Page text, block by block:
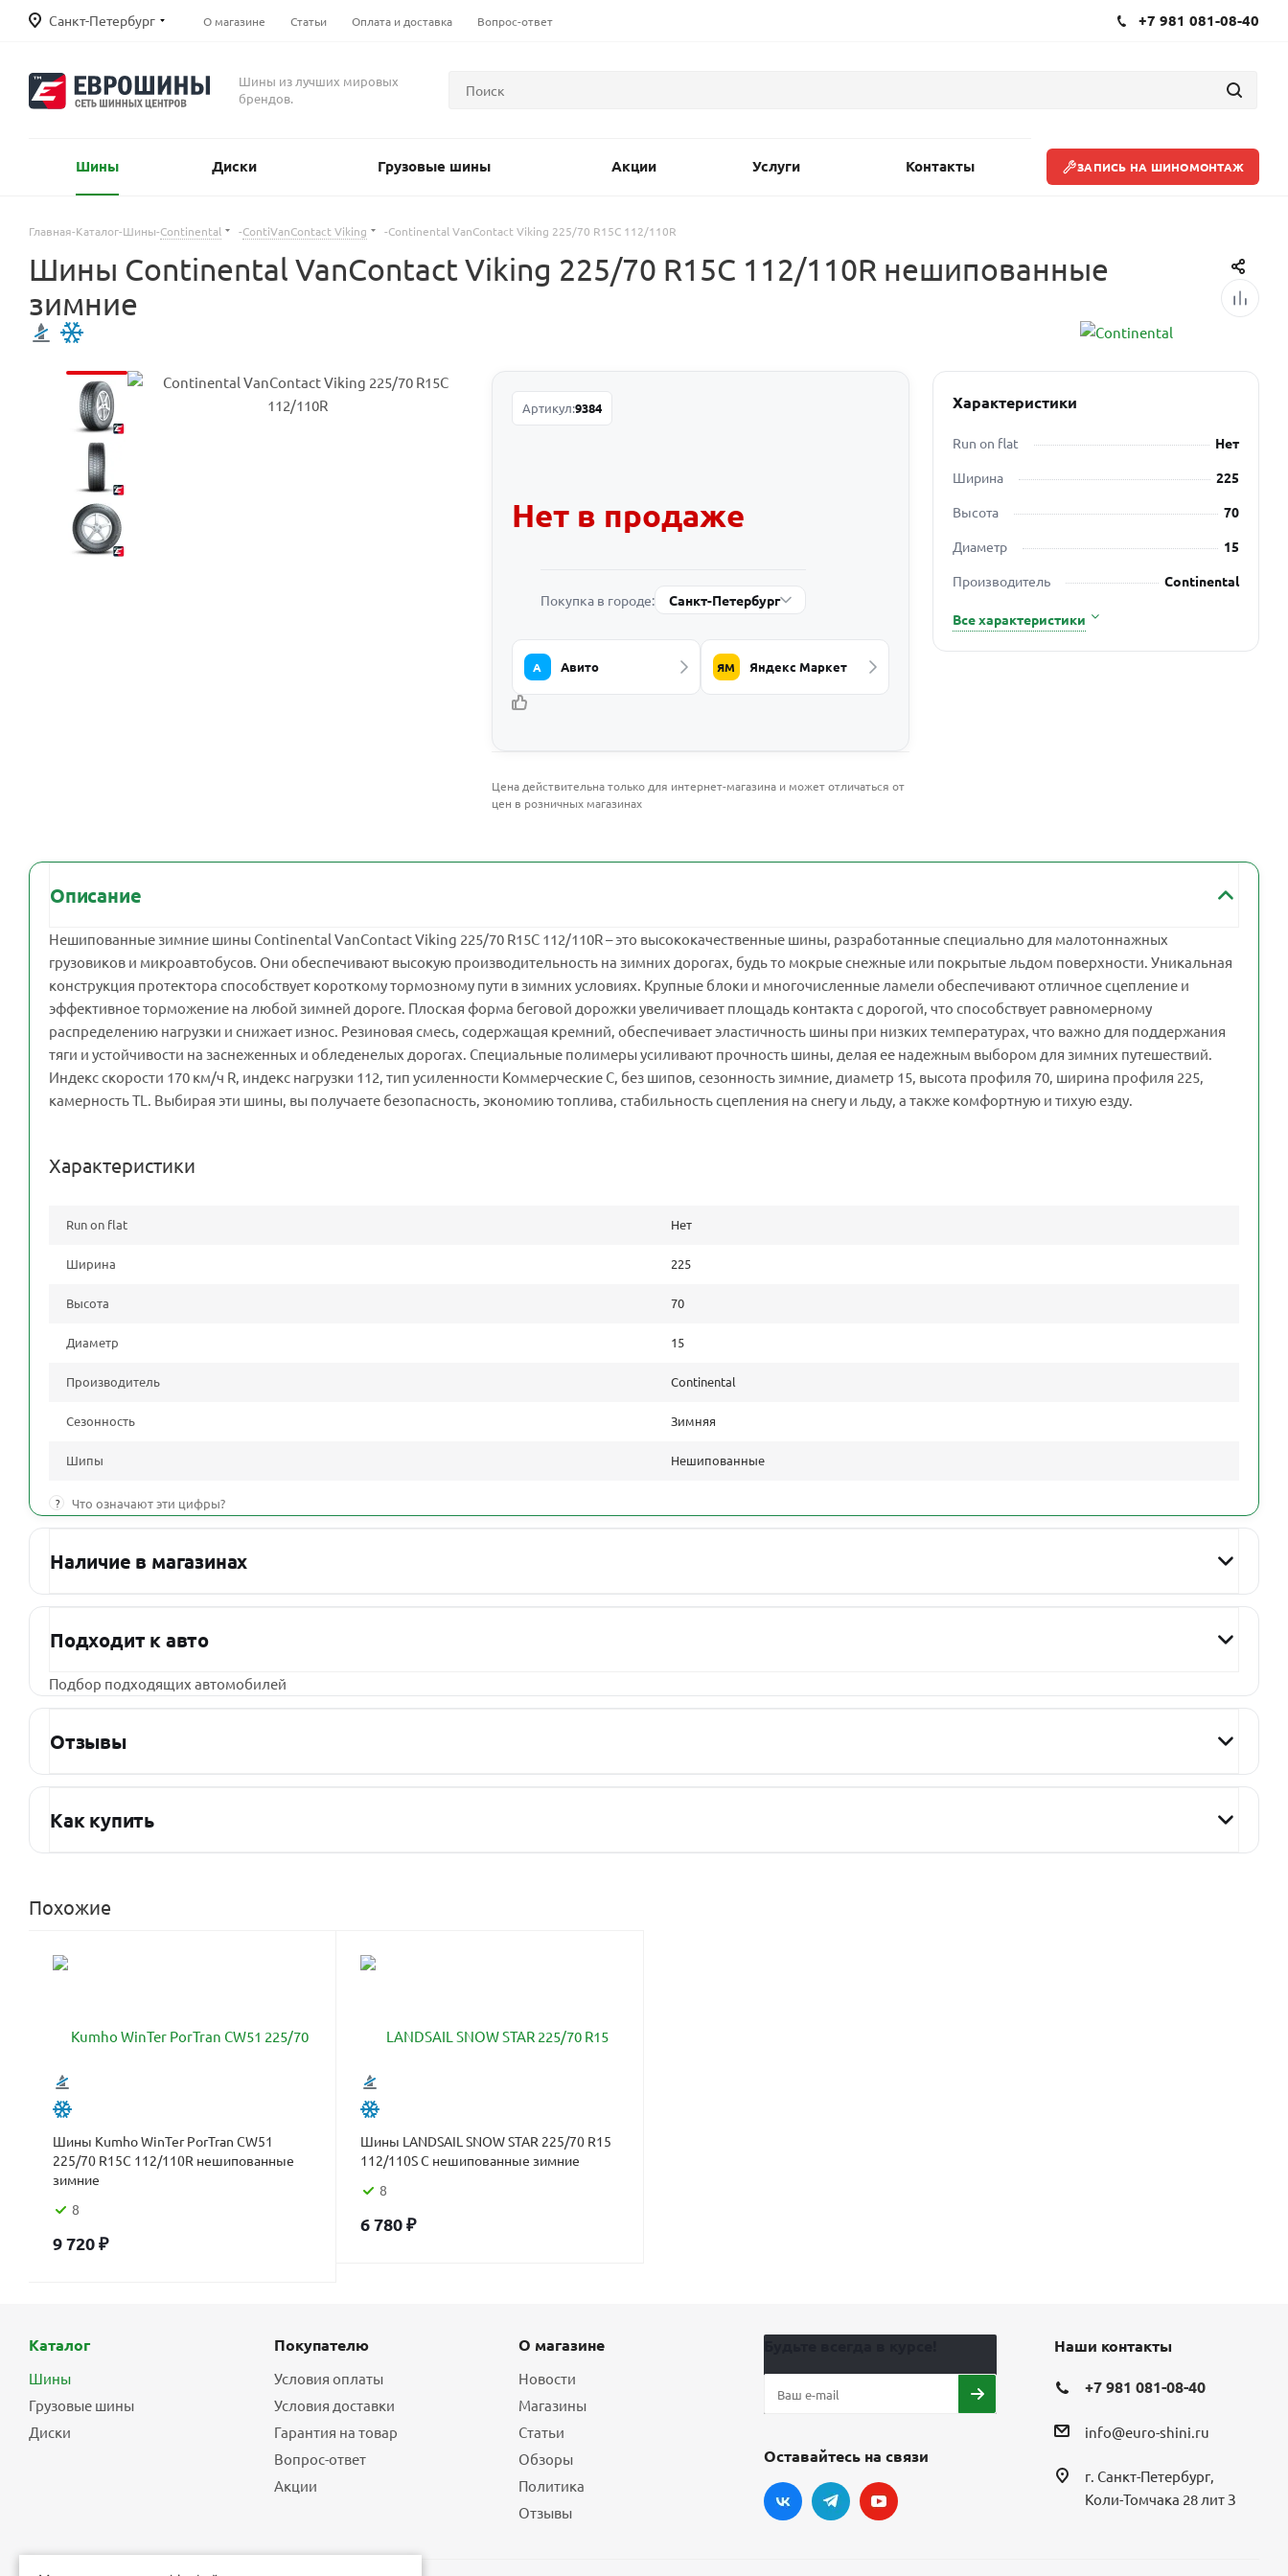
Санкт-Петербург О магазине Статьи Оплата и доставка Вопрос-ответ +7 981 081-08-40
Шины из лучших мировых
брендов.
Шины Диски Грузовые шины Акции Услуги Контакты ЗАПИСЬ НА ШИНОМОНТАЖ
Главная-Каталог-Шины-Continental -ContiVanContact Viking -Continental VanContact Viking 225/70 R15C 112/110R
Шины Continental VanContact Viking 225/70 R15C 112/110R нешипованные
зимние
Артикул:9384
Нет в продаже
Покупка в городе: Санкт-Петербург
А Авито ЯМ Яндекс Маркет
Цена действительна только для интернет-магазина и может отличаться от
цен в розничных магазинах
Характеристики
Run on flat
Нет
Ширина
225
Высота
70
Диаметр
15
Производитель
Continental
Все характеристики
Описание
Нешипованные зимние шины Continental VanContact Viking 225/70 R15C 112/110R – это высококачественные шины, разработанные специально для малотоннажных
грузовиков и микроавтобусов. Они обеспечивают высокую производительность на зимних дорогах, будь то мокрые снежные или покрытые льдом поверхности. Уникальная
конструкция протектора способствует короткому тормозному пути в зимних условиях. Крупные блоки и многочисленные ламели обеспечивают отличное сцепление и
эффективное торможение на любой зимней дороге. Плоская форма беговой дорожки увеличивает площадь контакта с дорогой, что способствует равномерному
распределению нагрузки и снижает износ. Резиновая смесь, содержащая кремний, обеспечивает эластичность шины при низких температурах, что важно для поддержания
тяги и устойчивости на заснеженных и обледенелых дорогах. Специальные полимеры усиливают прочность шины, делая ее надежным выбором для зимних путешествий.
Индекс скорости 170 км/ч R, индекс нагрузки 112, тип усиленности Коммерческие C, без шипов, сезонность зимние, диаметр 15, высота профиля 70, ширина профиля 225,
камерность TL. Выбирая эти шины, вы получаете безопасность, экономию топлива, стабильность сцепления на снегу и льду, а также комфортную и тихую езду.
Характеристики
Run on flat Нет
Ширина 225
Высота 70
Диаметр 15
Производитель Continental
Сезонность Зимняя
Шипы Нешипованные
? Что означают эти цифры?
Наличие в магазинах
Подходит к авто
Подбор подходящих автомобилей
Отзывы
Как купить
Похожие
Шины Kumho WinTer PorTran CW51
225/70 R15C 112/110R нешипованные
зимние
8
9 720₽
Шины LANDSAIL SNOW STAR 225/70 R15
112/110S C нешипованные зимние
8
6 780₽
Каталог
Шины
Грузовые шины
Диски
Покупателю
Условия оплаты
Условия доставки
Гарантия на товар
Вопрос-ответ
Акции
О магазине
Новости
Магазины
Статьи
Обзоры
Политика
Отзывы
Оставайтесь на связи
Наши контакты
+7 981 081-08-40
info@euro-shini.ru
г. Санкт-Петербург,
Коли-Томчака 28 лит З